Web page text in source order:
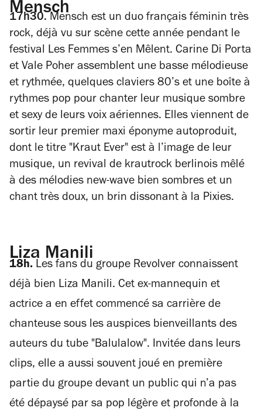
Mensch
17h30. Mensch est un duo français féminin très
rock, déjà vu sur scène cette année pendant le
festival Les Femmes s’en Mêlent. Carine Di Porta
et Vale Poher assemblent une basse mélodieuse
et rythmée, quelques claviers 80’s et une boîte à
rythmes pop pour chanter leur musique sombre
et sexy de leurs voix aériennes. Elles viennent de
sortir leur premier maxi éponyme autoproduit,
dont le titre "Kraut Ever" est à l’image de leur
musique, un revival de krautrock berlinois mêlé
à des mélodies new-wave bien sombres et un
chant très doux, un brin dissonant à la Pixies.
Liza Manili
18h. Les fans du groupe Revolver connaissent
déjà bien Liza Manili. Cet ex-mannequin et
actrice a en effet commencé sa carrière de
chanteuse sous les auspices bienveillants des
auteurs du tube "Balulalow". Invitée dans leurs
clips, elle a aussi souvent joué en première
partie du groupe devant un public qui n’a pas
été dépaysé par sa pop légère et profonde à la